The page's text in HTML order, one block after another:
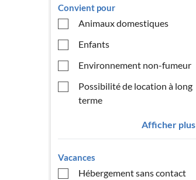
Convient pour
Animaux domestiques
Enfants
Environnement non-fumeur
Possibilité de location à long
terme
Afficher plus
Vacances
Hébergement sans contact